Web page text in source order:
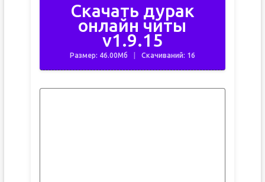
Скачать дурак
онлайн читы
v1.9.15
Размер: 46.00Мб Скачиваний: 16